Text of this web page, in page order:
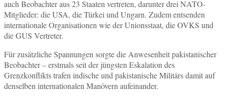
auch Beobachter aus 23 Staaten vertreten, darunter drei NATO-
Mitglieder: die USA, die Türkei und Ungarn. Zudem entsenden
internationale Organisationen wie der Unionsstaat, die OVKS und
die GUS Vertreter.
Für zusätzliche Spannungen sorgte die Anwesenheit pakistanischer
Beobachter – erstmals seit der jüngsten Eskalation des
Grenzkonflikts trafen indische und pakistanische Militärs damit auf
denselben internationalen Manövern aufeinander.